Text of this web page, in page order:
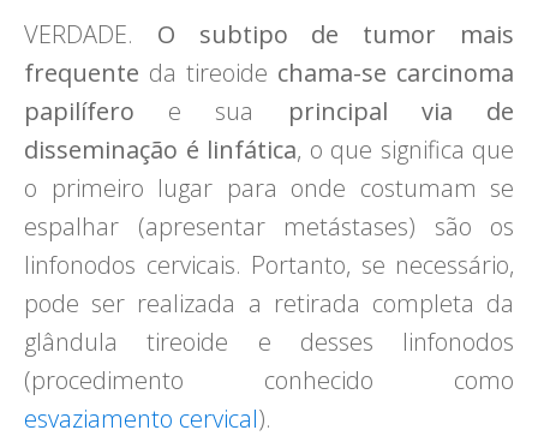
VERDADE. O subtipo de tumor mais
frequente da tireoide chama-se carcinoma
papilífero e sua principal via de
disseminação é linfática, o que significa que
o primeiro lugar para onde costumam se
espalhar (apresentar metástases) são os
linfonodos cervicais. Portanto, se necessário,
pode ser realizada a retirada completa da
glândula tireoide e desses linfonodos
(procedimento conhecido como
esvaziamento cervical).